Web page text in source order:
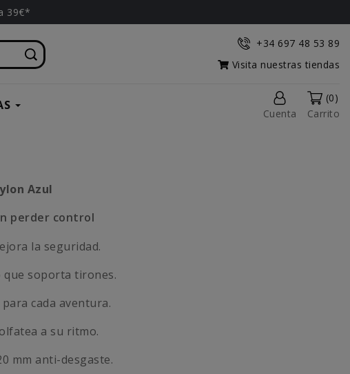
39€*
+34 697 48 53 89
Visita nuestras tiendas
Cuenta
(0)
Carrito
Azul
perder control
la seguridad.
que soporta tirones.
para cada aventura.
a su ritmo.
mm anti-desgaste.